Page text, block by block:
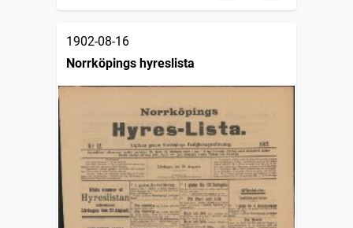
1902-08-16
Norrköpings hyreslista